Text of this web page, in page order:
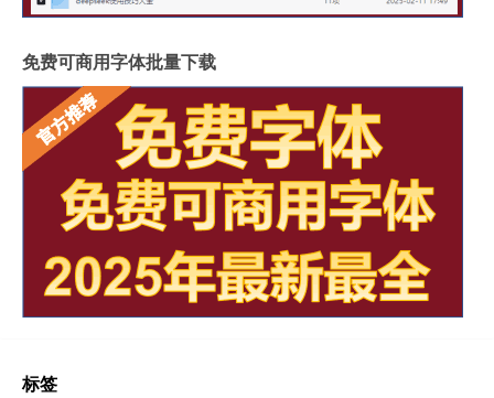
免费可商用字体批量下载
标签